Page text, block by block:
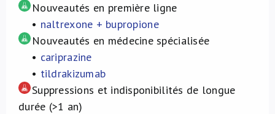
Nouveautés en première ligne
• naltrexone + bupropione
Nouveautés en médecine spécialisée
• cariprazine
• tildrakizumab
Suppressions et indisponibilités de longue
durée (>1 an)